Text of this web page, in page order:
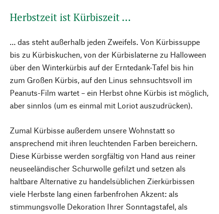
Herbstzeit ist Kürbiszeit …
… das steht außerhalb jeden Zweifels. Von Kürbissuppe
bis zu Kürbiskuchen, von der Kürbislaterne zu Halloween
über den Winterkürbis auf der Erntedank-Tafel bis hin
zum Großen Kürbis, auf den Linus sehnsuchtsvoll im
Peanuts-Film wartet – ein Herbst ohne Kürbis ist möglich,
aber sinnlos (um es einmal mit Loriot auszudrücken).
Zumal Kürbisse außerdem unsere Wohnstatt so
ansprechend mit ihren leuchtenden Farben bereichern.
Diese Kürbisse werden sorgfältig von Hand aus reiner
neuseeländischer Schurwolle gefilzt und setzen als
haltbare Alternative zu handelsüblichen Zierkürbissen
viele Herbste lang einen farbenfrohen Akzent: als
stimmungsvolle Dekoration Ihrer Sonntagstafel, als